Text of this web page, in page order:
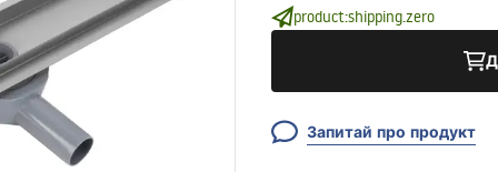
product:shipping.zero
Запитай про продукт